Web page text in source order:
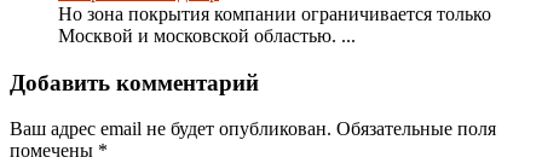
Но зона покрытия компании ограничивается только
Москвой и московской областью. ...
Добавить комментарий
Ваш адрес email не будет опубликован. Обязательные поля
помечены *